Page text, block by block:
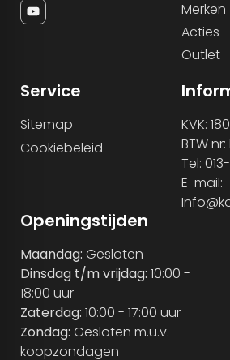
Merken
Acties
Outlet
Service
Sitemap
Cookiebeleid
KVK:
BTW
Tel:
E-mail:
Openingstijden
Maandag: Gesloten
Dinsdag t/m vrijdag: 10:00 -
18:00 uur
Zaterdag: 10:00 - 17:00 uur
Zondag: Gesloten m.u.v.
koopzondagen